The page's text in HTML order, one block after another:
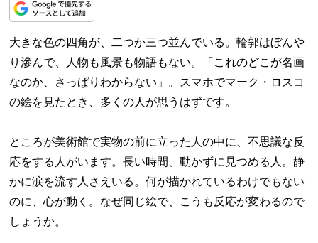
大きな色の四角が、二つか三つ並んでいる。輪郭はぼんや
り滲んで、人物も風景も物語もない。「これのどこが名画
なのか、さっぱりわからない」。スマホでマーク・ロスコ
の絵を見たとき、多くの人が思うはずです。
ところが美術館で実物の前に立った人の中に、不思議な反
応をする人がいます。長い時間、動かずに見つめる人。静
かに涙を流す人さえいる。何が描かれているわけでもない
のに、心が動く。なぜ同じ絵で、こうも反応が変わるので
しょうか。